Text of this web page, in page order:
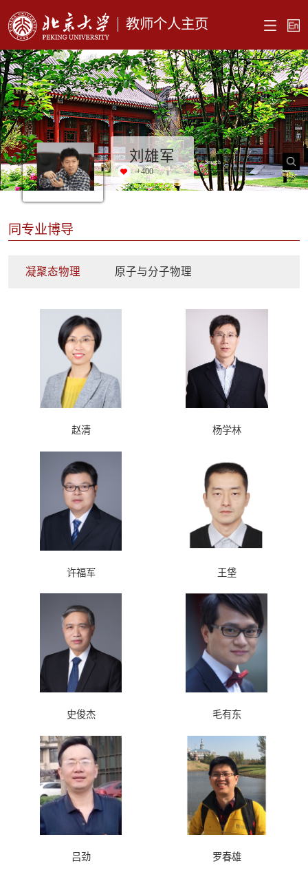
教师个人主页
刘雄军
+400
同专业博导
凝聚态物理 原子与分子物理
赵清 杨学林
许福军 王垡
史俊杰 毛有东
吕劲 罗春雄